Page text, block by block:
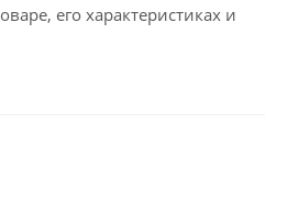
его характеристиках и